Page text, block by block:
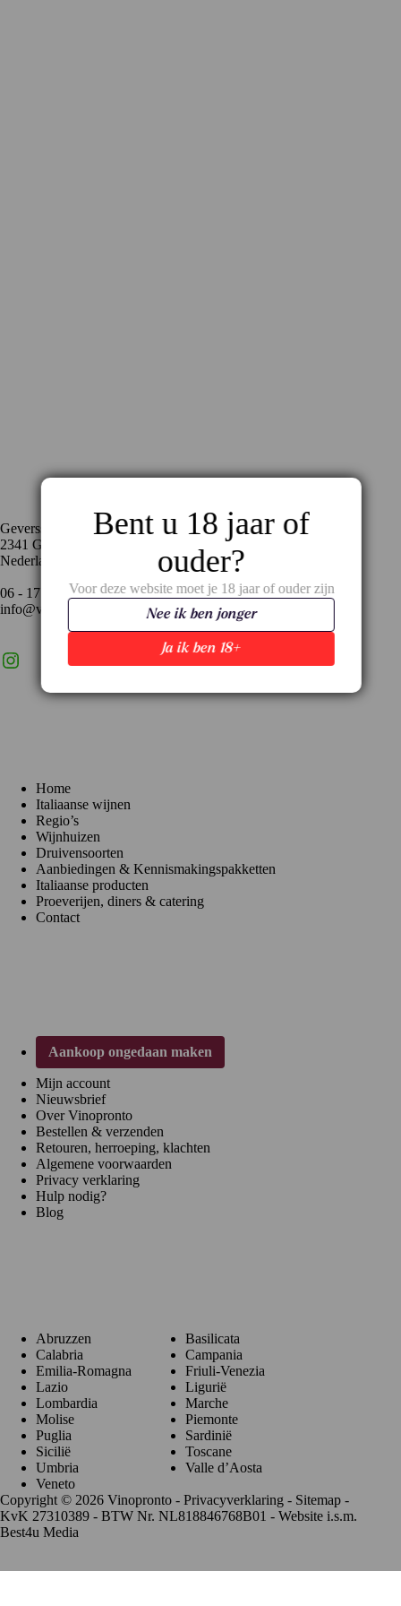
Geversstraat 35
2341 GA Oegstgeest
Nederland
06 - 17 59 02 94
info@vinopronto.nl
InstagramLinkedIn
Home
Italiaanse wijnen
Regio’s
Wijnhuizen
Druivensoorten
Aanbiedingen & Kennismakingspakketten
Italiaanse producten
Proeverijen, diners & catering
Contact
Aankoop ongedaan maken
Mijn account
Nieuwsbrief
Over Vinopronto
Bestellen & verzenden
Retouren, herroeping, klachten
Algemene voorwaarden
Privacy verklaring
Hulp nodig?
Blog
Abruzzen
Basilicata
Calabria
Campania
Emilia-Romagna
Friuli-Venezia
Lazio
Ligurië
Lombardia
Marche
Molise
Piemonte
Puglia
Sardinië
Sicilië
Toscane
Umbria
Valle d’Aosta
Veneto
Copyright © 2026 Vinopronto - Privacyverklaring - Sitemap -
KvK 27310389 - BTW Nr. NL818846768B01 - Website i.s.m.
Best4u Media
Bent u 18 jaar of
ouder?
Voor deze website moet je 18 jaar of ouder zijn
Ja ik ben 18+
Nee ik ben jonger